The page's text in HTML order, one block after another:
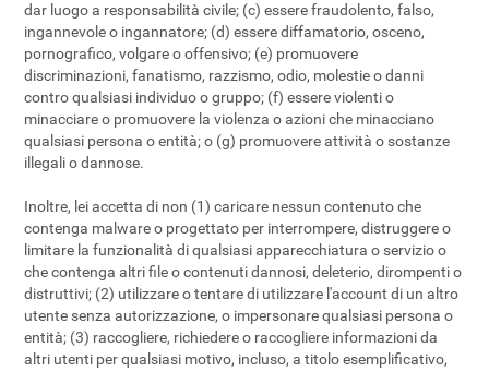
dar luogo a responsabilità civile; (c) essere fraudolento, falso,
ingannevole o ingannatore; (d) essere diffamatorio, osceno,
pornografico, volgare o offensivo; (e) promuovere
discriminazioni, fanatismo, razzismo, odio, molestie o danni
contro qualsiasi individuo o gruppo; (f) essere violenti o
minacciare o promuovere la violenza o azioni che minacciano
qualsiasi persona o entità; o (g) promuovere attività o sostanze
illegali o dannose.
Inoltre, lei accetta di non (1) caricare nessun contenuto che
contenga malware o progettato per interrompere, distruggere o
limitare la funzionalità di qualsiasi apparecchiatura o servizio o
che contenga altri file o contenuti dannosi, deleterio, dirompenti o
distruttivi; (2) utilizzare o tentare di utilizzare l'account di un altro
utente senza autorizzazione, o impersonare qualsiasi persona o
entità; (3) raccogliere, richiedere o raccogliere informazioni da
altri utenti per qualsiasi motivo, incluso, a titolo esemplificativo,